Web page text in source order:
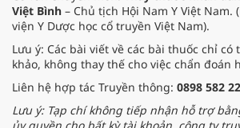
Việt Bình – Chủ tịch Hội Nam Y Việt Nam.
viện Y Dược học cổ truyền Việt Nam).
Lưu ý: Các bài viết về các bài thuốc chỉ
khảo, không thay thế cho việc chẩn đoán
Liên hệ hợp tác Truyền thông: 0898 582
Lưu ý: Tạp chí không tiếp nhận hỗ trợ